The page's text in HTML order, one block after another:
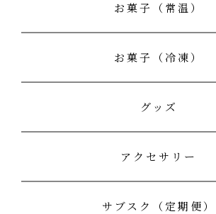
お菓子（常温）
お菓子（冷凍）
グッズ
アクセサリー
サブスク（定期便）